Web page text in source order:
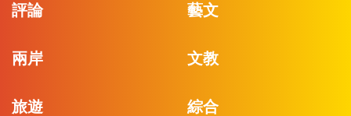
評論 藝文
兩岸 文教
旅遊 綜合